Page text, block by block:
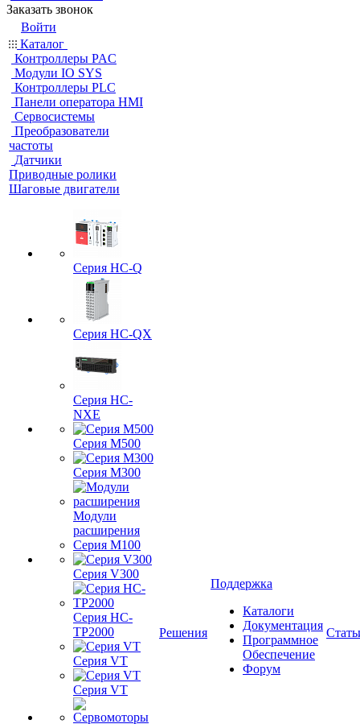
Заказать звонок
Войти
Каталог
Контроллеры PAC
Модули IO SYS
Контроллеры PLC
Панели оператора HMI
Сервосистемы
Преобразователи
частоты
Датчики
Приводные ролики
Шаговые двигатели
Серия HC-Q
Серия HC-QX
Серия HC-
NXE
Серия M500
Серия M300
Модули
расширения
Серия M100
Серия V300
Серия HC-
TP2000
Серия VT
Серия VT
Решения
Поддержка
Каталоги
Документация
Программное
Обеспечение
Форум